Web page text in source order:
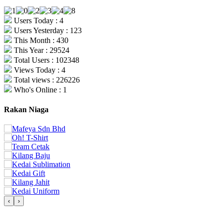
Users Today : 4
Users Yesterday : 123
This Month : 430
This Year : 29524
Total Users : 102348
Views Today : 4
Total views : 226226
Who's Online : 1
Rakan Niaga
‹ ›